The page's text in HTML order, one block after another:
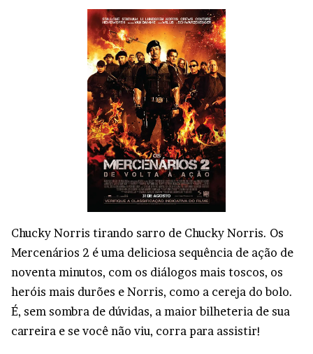
Chucky Norris tirando sarro de Chucky Norris. Os
Mercenários 2 é uma deliciosa sequência de ação de
noventa minutos, com os diálogos mais toscos, os
heróis mais durões e Norris, como a cereja do bolo.
É, sem sombra de dúvidas, a maior bilheteria de sua
carreira e se você não viu, corra para assistir!